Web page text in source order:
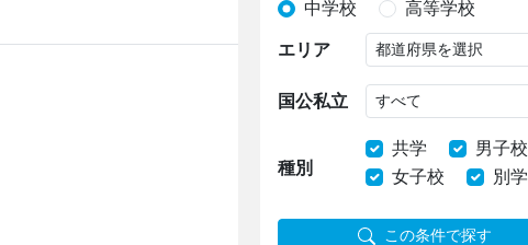
中学校 高等学校
エリア
国公私立
種別
共学
男子校
女子校
別学
この条件で探す